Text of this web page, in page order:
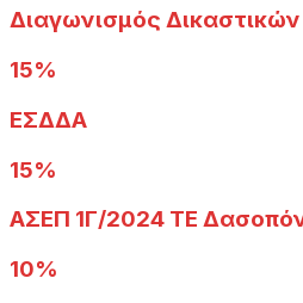
Διαγωνισμός
15%
ΕΣΔΔΑ
15%
ΑΣΕΠ 1Γ/2024 ΤΕ
10%